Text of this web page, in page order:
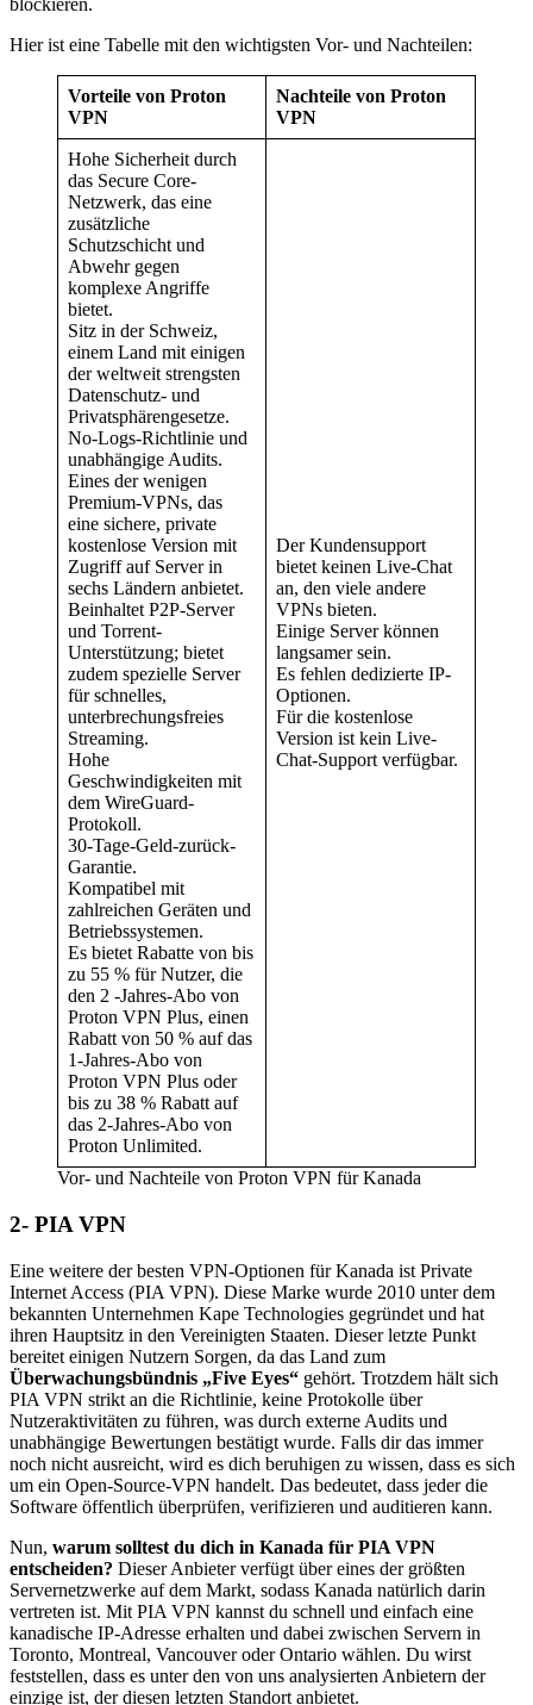
blockieren.
Hier ist eine Tabelle mit den wichtigsten Vor- und Nachteilen:
Vorteile von Proton
VPN
Nachteile von Proton
VPN
Hohe Sicherheit durch
das Secure Core-
Netzwerk, das eine
zusätzliche
Schutzschicht und
Abwehr gegen
komplexe Angriffe
bietet.
Sitz in der Schweiz,
einem Land mit einigen
der weltweit strengsten
Datenschutz- und
Privatsphärengesetze.
No-Logs-Richtlinie und
unabhängige Audits.
Eines der wenigen
Premium-VPNs, das
eine sichere, private
kostenlose Version mit
Zugriff auf Server in
sechs Ländern anbietet.
Beinhaltet P2P-Server
und Torrent-
Unterstützung; bietet
zudem spezielle Server
für schnelles,
unterbrechungsfreies
Streaming.
Hohe
Geschwindigkeiten mit
dem WireGuard-
Protokoll.
30-Tage-Geld-zurück-
Garantie.
Kompatibel mit
zahlreichen Geräten und
Betriebssystemen.
Es bietet Rabatte von bis
zu 55 % für Nutzer, die
den 2 -Jahres-Abo von
Proton VPN Plus, einen
Rabatt von 50 % auf das
1-Jahres-Abo von
Proton VPN Plus oder
bis zu 38 % Rabatt auf
das 2-Jahres-Abo von
Proton Unlimited.
Der Kundensupport
bietet keinen Live-Chat
an, den viele andere
VPNs bieten.
Einige Server können
langsamer sein.
Es fehlen dedizierte IP-
Optionen.
Für die kostenlose
Version ist kein Live-
Chat-Support verfügbar.
Vor- und Nachteile von Proton VPN für Kanada
2- PIA VPN
Eine weitere der besten VPN-Optionen für Kanada ist Private
Internet Access (PIA VPN). Diese Marke wurde 2010 unter dem
bekannten Unternehmen Kape Technologies gegründet und hat
ihren Hauptsitz in den Vereinigten Staaten. Dieser letzte Punkt
bereitet einigen Nutzern Sorgen, da das Land zum
Überwachungsbündnis „Five Eyes“ gehört. Trotzdem hält sich
PIA VPN strikt an die Richtlinie, keine Protokolle über
Nutzeraktivitäten zu führen, was durch externe Audits und
unabhängige Bewertungen bestätigt wurde. Falls dir das immer
noch nicht ausreicht, wird es dich beruhigen zu wissen, dass es sich
um ein Open-Source-VPN handelt. Das bedeutet, dass jeder die
Software öffentlich überprüfen, verifizieren und auditieren kann.
Nun, warum solltest du dich in Kanada für PIA VPN
entscheiden? Dieser Anbieter verfügt über eines der größten
Servernetzwerke auf dem Markt, sodass Kanada natürlich darin
vertreten ist. Mit PIA VPN kannst du schnell und einfach eine
kanadische IP-Adresse erhalten und dabei zwischen Servern in
Toronto, Montreal, Vancouver oder Ontario wählen. Du wirst
feststellen, dass es unter den von uns analysierten Anbietern der
einzige ist, der diesen letzten Standort anbietet.